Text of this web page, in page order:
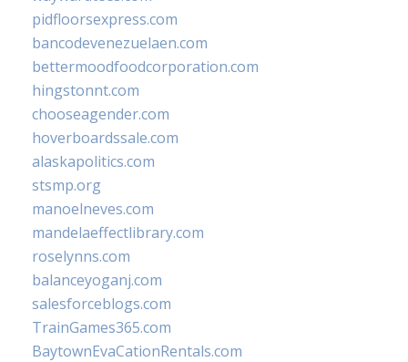
pidfloorsexpress.com
bancodevenezuelaen.com
bettermoodfoodcorporation.com
hingstonnt.com
chooseagender.com
hoverboardssale.com
alaskapolitics.com
stsmp.org
manoelneves.com
mandelaeffectlibrary.com
roselynns.com
balanceyoganj.com
salesforceblogs.com
TrainGames365.com
BaytownEvaCationRentals.com